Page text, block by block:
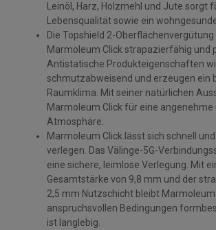
Leinöl, Harz, Holzmehl und Jute sorgt
Lebensqualität sowie ein
Die Topshield 2-
Marmoleum Click strapazierfähig und
Antistatische Produkteigenschaften
schmutzabweisend und erzeugen ein
Raumklima. Mit seiner natürlichen
Marmoleum Click für eine
Atmosphäre.
Marmoleum Click lässt sich schnell
verlegen. Das Välinge-5G-
eine sichere, leimlose Verlegung. Mit
Gesamtstärke von 9,8 mm und der
2,5 mm Nutzschicht bleibt
anspruchsvollen Bedingungen
ist langlebig.